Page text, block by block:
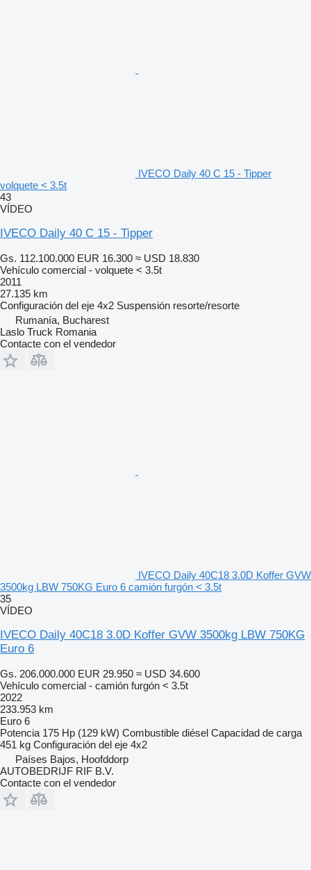
IVECO Daily 40 C 15 - Tipper
volquete < 3.5t
43
VÍDEO
IVECO Daily 40 C 15 - Tipper
Gs. 112.100.000 EUR 16.300 ≈ USD 18.830
Vehículo comercial - volquete < 3.5t
2011
27.135 km
Configuración del eje 4x2 Suspensión resorte/resorte
Rumanía, Bucharest
Laslo Truck Romania
Contacte con el vendedor
IVECO Daily 40C18 3.0D Koffer GVW
3500kg LBW 750KG Euro 6 camión furgón < 3.5t
35
VÍDEO
IVECO Daily 40C18 3.0D Koffer GVW 3500kg LBW 750KG
Euro 6
Gs. 206.000.000 EUR 29.950 ≈ USD 34.600
Vehículo comercial - camión furgón < 3.5t
2022
233.953 km
Euro 6
Potencia 175 Hp (129 kW) Combustible diésel Capacidad de carga
451 kg Configuración del eje 4x2
Países Bajos, Hoofddorp
AUTOBEDRIJF RIF B.V.
Contacte con el vendedor